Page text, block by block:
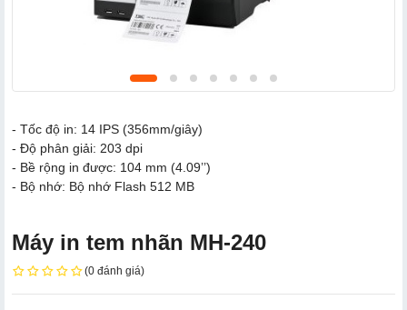
- Tốc độ in: 14 IPS (356mm/giây)
- Độ phân giải: 203 dpi
- Bề rộng in được: 104 mm (4.09’’)
- Bộ nhớ: Bộ nhớ Flash 512 MB
Máy in t​em nhãn MH-240
(0 đánh giá)